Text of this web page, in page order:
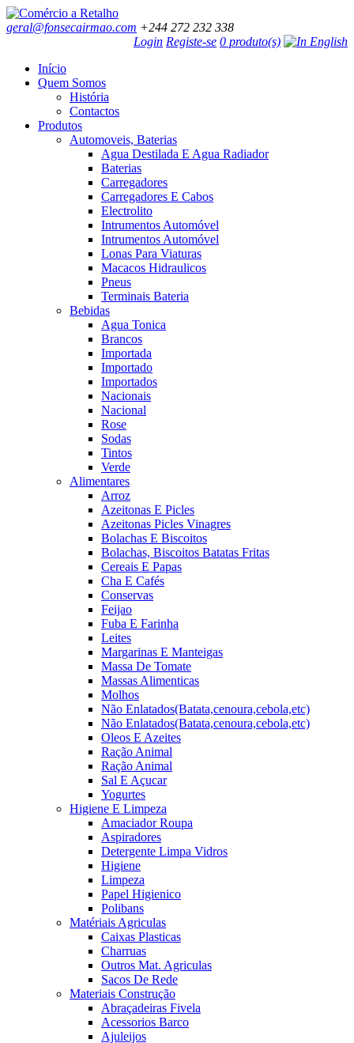
geral@fonsecairmao.com +244 272 232 338
Login Registe-se 0 produto(s)
Início
Quem Somos
História
Contactos
Produtos
Automoveis, Baterias
Agua Destilada E Agua Radiador
Baterias
Carregadores
Carregadores E Cabos
Electrolito
Intrumentos Automóvel
Intrumentos Automóvel
Lonas Para Viaturas
Macacos Hidraulicos
Pneus
Terminais Bateria
Bebidas
Agua Tonica
Brancos
Importada
Importado
Importados
Nacionais
Nacional
Rose
Sodas
Tintos
Verde
Alimentares
Arroz
Azeitonas E Picles
Azeitonas Picles Vinagres
Bolachas E Biscoitos
Bolachas, Biscoitos Batatas Fritas
Cereais E Papas
Cha E Cafés
Conservas
Feijao
Fuba E Farinha
Leites
Margarinas E Manteigas
Massa De Tomate
Massas Alimenticas
Molhos
Não Enlatados(Batata,cenoura,cebola,etc)
Não Enlatados(Batata,cenoura,cebola,etc)
Oleos E Azeites
Ração Animal
Ração Animal
Sal E Açucar
Yogurtes
Higiene E Limpeza
Amaciador Roupa
Aspiradores
Detergente Limpa Vidros
Higiene
Limpeza
Papel Higienico
Polibans
Matériais Agriculas
Caixas Plasticas
Charruas
Outros Mat. Agriculas
Sacos De Rede
Materiais Construção
Abraçadeiras Fivela
Acessorios Barco
Ajuleijos